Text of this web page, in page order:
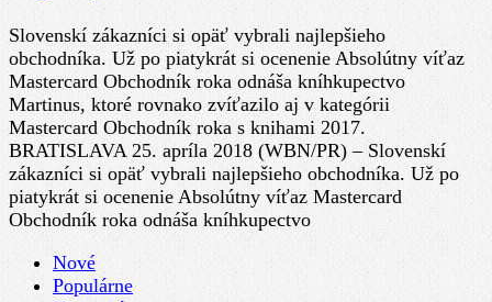
Slovenskí zákazníci si opäť vybrali najlepšieho
obchodníka. Už po piatykrát si ocenenie Absolútny víťaz
Mastercard Obchodník roka odnáša kníhkupectvo
Martinus, ktoré rovnako zvíťazilo aj v kategórii
Mastercard Obchodník roka s knihami 2017.
BRATISLAVA 25. apríla 2018 (WBN/PR) – Slovenskí
zákazníci si opäť vybrali najlepšieho obchodníka. Už po
piatykrát si ocenenie Absolútny víťaz Mastercard
Obchodník roka odnáša kníhkupectvo
Nové
Populárne